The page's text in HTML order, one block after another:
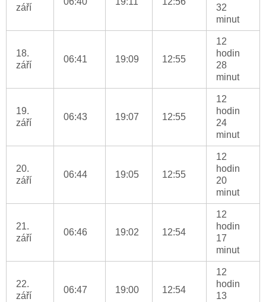
září
32
minut
18.
září
06:41 19:09 12:55
12
hodin
28
minut
19.
září
06:43 19:07 12:55
12
hodin
24
minut
20.
září
06:44 19:05 12:55
12
hodin
20
minut
21.
září
06:46 19:02 12:54
12
hodin
17
minut
22.
září
06:47 19:00 12:54
12
hodin
13